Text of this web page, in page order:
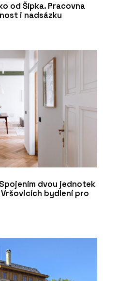
od Šípka. Pracovna
i nadsázku
dvou jednotek
bydlení pro